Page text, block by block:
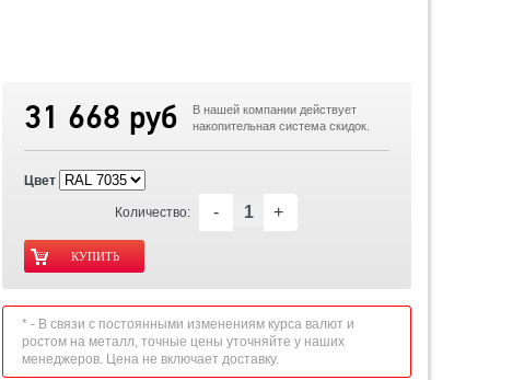
31 668 руб
В нашей компании действует
накопительная система скидок.
Цвет
Количество: - +
* - В связи с постоянными изменениям курса валют и
ростом на металл, точные цены уточняйте у наших
менеджеров. Цена не включает доставку.